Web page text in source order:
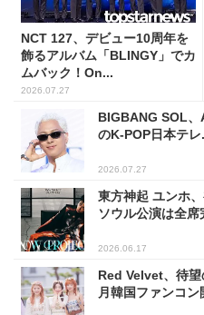
NCT 127、デビュー10周年を
飾るアルバム「BLINGY」でカ
ムバック！On...
2026.07.27
BIGBANG SOL、
のK-POP日本テレ
2026.07.27
東方神起 ユンホ
ソウル公演は全席
2026.06.17
Red Velvet、待
月韓国ファンコン